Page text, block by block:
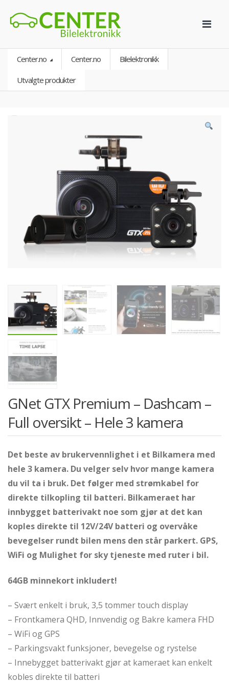
Center.no Center.no Bilelektronikk
Utvalgte produkter
GNet GTX Premium – Dashcam –
Full oversikt – Hele 3 kamera
Det beste av brukervennlighet i et Bilkamera med
hele 3 kamera. Du velger selv hvor mange kamera
du vil ta i bruk. Det følger med strømkabel for
direkte tilkopling til batteri. Bilkameraet har
innbygget batterivakt noe som gjør at det kan
koples direkte til 12V/24V batteri og overvåke
bevegelser rundt bilen mens den står parkert. GPS,
WiFi og Mulighet for sky tjeneste med ruter i bil.
64GB minnekort inkludert!
– Svært enkelt i bruk, 3,5 tommer touch display
– Frontkamera QHD, Innvendig og Bakre kamera FHD
– WiFi og GPS
– Parkingsvakt funksjoner, bevegelse og rystelse
– Innebygget batterivakt gjør at kameraet kan enkelt
kobles direkte til batteri